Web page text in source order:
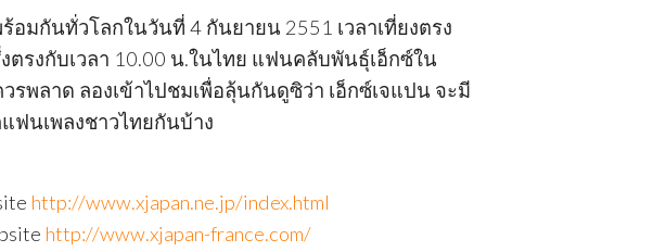
อมกันทั่วโลกในวันที่ 4 กันยายน 2551 เวลาเที่ยงตรง
รงกับเวลา 10.00 น.ในไทย แฟนคลับพันธุ์เอ็กซ์ใน
รพลาด ลองเข้าไปชมเพื่อลุ้นกันดูซิว่า เอ็กซ์เจแปน จะมี
ฟนเพลงชาวไทยกันบ้าง
http://www.xjapan.ne.jp/index.html
http://www.xjapan-france.com/